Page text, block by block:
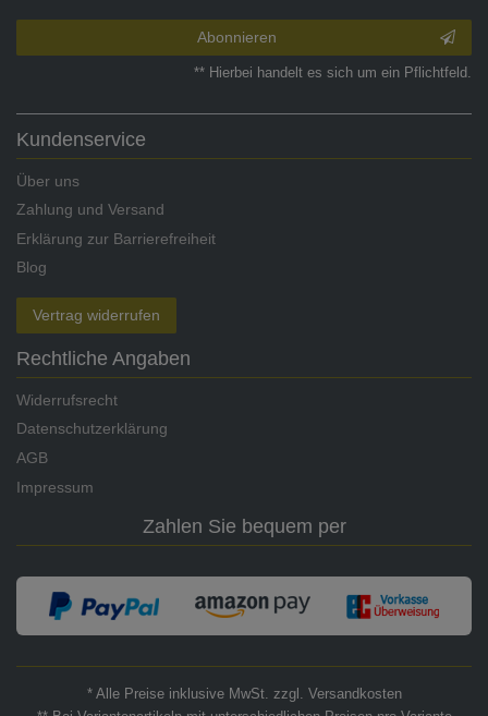
Abonnieren
** Hierbei handelt es sich um ein Pflichtfeld.
Kundenservice
Über uns
Zahlung und Versand
Erklärung zur Barrierefreiheit
Blog
Vertrag widerrufen
Rechtliche Angaben
Widerrufsrecht
Datenschutzerklärung
AGB
Impressum
Zahlen Sie bequem per
* Alle Preise inklusive MwSt. zzgl. Versandkosten